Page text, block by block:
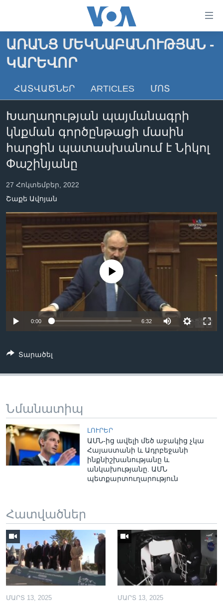
անցնել
հիմնական
բովանդակությանը
հիմնական
բովանդակություն
ԳԼԽԱՎՈՐ ԷՋ
ԼՈՒՐԵՐ
ՍՓՅՈՒՌՔ
ՖԻԼՄԵՐ
ՖԻԼՄԵՐ
IN ENGLISH
ՄԵՐ ՄԱՍԻՆ
ՄԵՐ ՄԱՍԻՆ
ԿԱՊ ՄԵԶ ՀԵՏ
ՈՒԿՐԱԻՆԱԿԱՆ ՊԱՏԵՐԱԶՄ
Learning English
ՀԵՏԵՒԵՔ ՄԵԶ
Լեզուներ
ԱՌԱՆՑ ՄԵԿՆԱԲԱՆՈՒԹՅԱՆ -
ԿԱՐԵՎՈՐ
ՀԱՏՎԱԾՆԵՐ ARTICLES ՄՈՏ
Խաղաղության պայմանագրի
կնքման գործընթացի մասին
հարցին պատասխանում է Նիկոլ
Փաշինյանը
27 Հոկտեմբեր, 2022
Շաքե Ավոյան
No media source currently available
0:00 6:32
Տարածել
Նմանատիպ
ԼՈՒՐԵՐ
ԱՄՆ-ից ավելի մեծ աջակից չկա
Հայաստանի և Ադրբեջանի
ինքնիշխանությանը և
անկախությանը. ԱՄՆ
պետքարտուղարություն
Հատվածներ
ՄԱՐՏ 13, 2025 ՄԱՐՏ 13, 2025